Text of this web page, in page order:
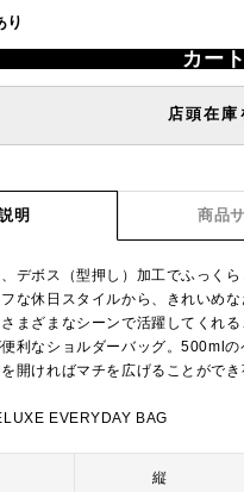
り
カー
店頭在庫
明 商品
デボス（型押し）加工でふっく
な休日スタイルから、きれいめ
まざまなシーンで活躍してくれ
利なショルダーバッグ。500ml
開ければマチを広げることがで
EVERYDAY BAG
縦